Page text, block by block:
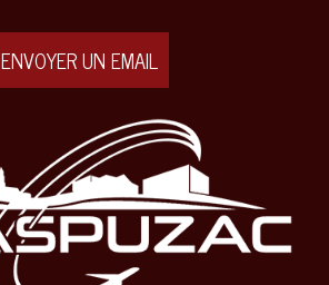
ENVOYER UN EMAIL